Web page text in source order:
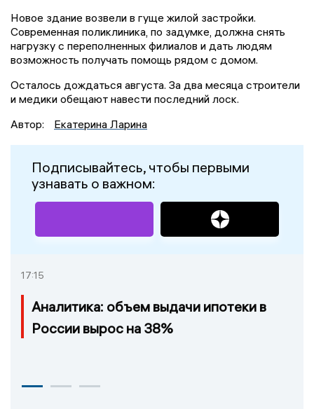
Новое здание возвели в гуще жилой застройки.
Современная поликлиника, по задумке, должна снять
нагрузку с переполненных филиалов и дать людям
возможность получать помощь рядом с домом.
Осталось дождаться августа. За два месяца строители
и медики обещают навести последний лоск.
Автор:
Екатерина Ларина
Подписывайтесь, чтобы первыми
узнавать о важном:
17:15
Аналитика: объем выдачи ипотеки в
России вырос на 38%